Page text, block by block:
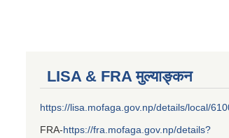
LISA & FRA मुल्याङ्कन
https://lisa.mofaga.gov.np/details/local/
FRA-https://fra.mofaga.gov.np/details?